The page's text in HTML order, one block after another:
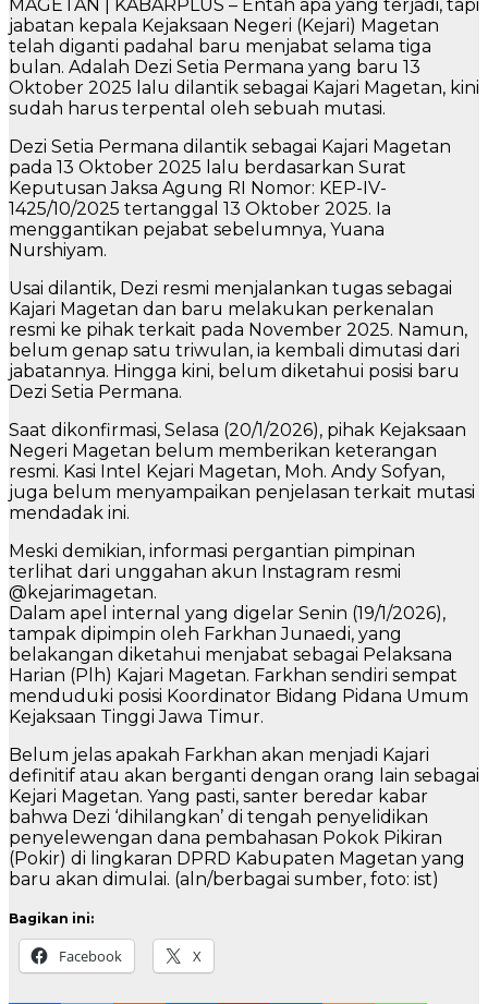
MAGETAN | KABARPLUS – Entah apa yang terjadi, tapi
jabatan kepala Kejaksaan Negeri (Kejari) Magetan
telah diganti padahal baru menjabat selama tiga
bulan. Adalah Dezi Setia Permana yang baru 13
Oktober 2025 lalu dilantik sebagai Kajari Magetan, kini
sudah harus terpental oleh sebuah mutasi.
Dezi Setia Permana dilantik sebagai Kajari Magetan
pada 13 Oktober 2025 lalu berdasarkan Surat
Keputusan Jaksa Agung RI Nomor: KEP-IV-
1425/10/2025 tertanggal 13 Oktober 2025. Ia
menggantikan pejabat sebelumnya, Yuana
Nurshiyam.
Usai dilantik, Dezi resmi menjalankan tugas sebagai
Kajari Magetan dan baru melakukan perkenalan
resmi ke pihak terkait pada November 2025. Namun,
belum genap satu triwulan, ia kembali dimutasi dari
jabatannya. Hingga kini, belum diketahui posisi baru
Dezi Setia Permana.
Saat dikonfirmasi, Selasa (20/1/2026), pihak Kejaksaan
Negeri Magetan belum memberikan keterangan
resmi. Kasi Intel Kejari Magetan, Moh. Andy Sofyan,
juga belum menyampaikan penjelasan terkait mutasi
mendadak ini.
Meski demikian, informasi pergantian pimpinan
terlihat dari unggahan akun Instagram resmi
@kejarimagetan.
Dalam apel internal yang digelar Senin (19/1/2026),
tampak dipimpin oleh Farkhan Junaedi, yang
belakangan diketahui menjabat sebagai Pelaksana
Harian (Plh) Kajari Magetan. Farkhan sendiri sempat
menduduki posisi Koordinator Bidang Pidana Umum
Kejaksaan Tinggi Jawa Timur.
Belum jelas apakah Farkhan akan menjadi Kajari
definitif atau akan berganti dengan orang lain sebagai
Kejari Magetan. Yang pasti, santer beredar kabar
bahwa Dezi ‘dihilangkan’ di tengah penyelidikan
penyelewengan dana pembahasan Pokok Pikiran
(Pokir) di lingkaran DPRD Kabupaten Magetan yang
baru akan dimulai. (aln/berbagai sumber, foto: ist)
Bagikan ini:
Facebook X